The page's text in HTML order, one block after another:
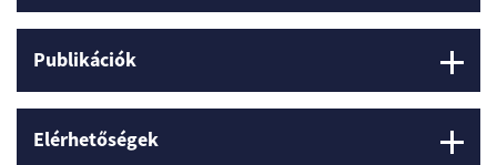
Publikációk
Elérhetőségek